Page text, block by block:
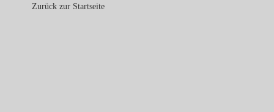
Zurück zur Startseite